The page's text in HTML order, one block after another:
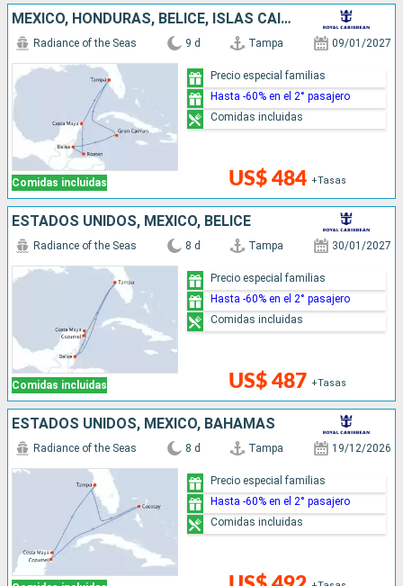
MÉXICO, HONDURAS, BELICE, ISLAS CAIMÁN, ESTADOS UNIDOS
Comidas incluidas
Radiance of the Seas 9 d Tampa 09/01/2027
US$ 484 +Tasas
Precio especial familias
Hasta -60% en el 2° pasajero
Comidas incluidas
ESTADOS UNIDOS, MÉXICO, BELICE
Comidas incluidas
Radiance of the Seas 8 d Tampa 30/01/2027
US$ 487 +Tasas
Precio especial familias
Hasta -60% en el 2° pasajero
Comidas incluidas
ESTADOS UNIDOS, MÉXICO, BAHAMAS
Radiance of the Seas 8 d Tampa 19/12/2026
Precio especial familias
Hasta -60% en el 2° pasajero
Comidas incluidas